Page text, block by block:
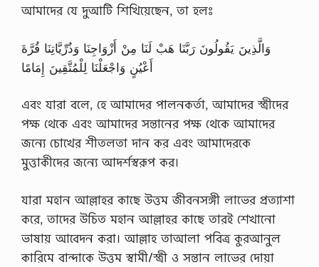
আমাদের যে দুআটি শিখিয়েছেন, তা হলঃ
وَالَّذِينَ يَقُولُونَ رَبَّنَا هَبْ لَنَا مِنْ أَزْوَاجِنَا وَذُرِّيَّاتِنَا قُرَّةَ
أَعْيُنٍ وَاجْعَلْنَا لِلْمُتَّقِينَ إِمَامًا
এবং যারা বলে, হে আমাদের পালনকর্তা, আমাদের স্ত্রীদের
পক্ষ থেকে এবং আমাদের সন্তানের পক্ষ থেকে আমাদের
জন্যে চোখের শীতলতা দান কর এবং আমাদেরকে
মুত্তাকীদের জন্যে আদর্শস্বরূপ কর।
যারা মহান আল্লাহর কাছে উত্তম জীবনসঙ্গী লাভের প্রত্যাশা
করে, তাদের উচিত মহান আল্লাহর কাছে তারই শেখানো
ভাষায় আবেদন করা। আল্লাহ তাআলা পবিত্র কুরআনুল
কারিমে বান্দাকে উত্তম স্বামী/স্ত্রী ও সন্তান লাভের দোয়া